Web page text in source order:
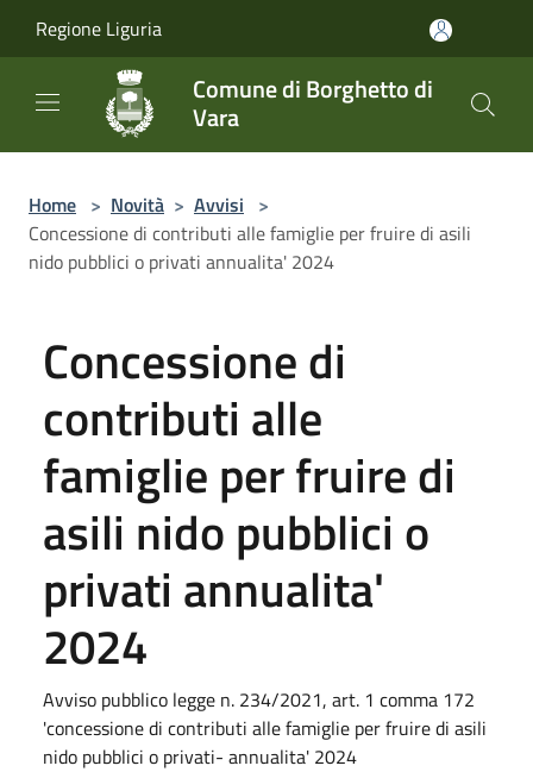
Regione Liguria
Comune di Borghetto di
Vara
Home > Novità > Avvisi >
Concessione di contributi alle famiglie per fruire di asili
nido pubblici o privati annualita' 2024
Concessione di
contributi alle
famiglie per fruire di
asili nido pubblici o
privati annualita'
2024
Avviso pubblico legge n. 234/2021, art. 1 comma 172
'concessione di contributi alle famiglie per fruire di asili
nido pubblici o privati- annualita' 2024